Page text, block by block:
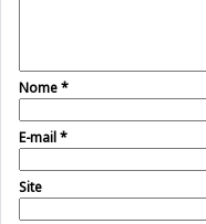
Nome*
E-mail*
Site